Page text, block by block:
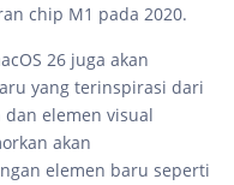
chip M1 pada 2020.
26 juga akan
yang terinspirasi dari
elemen visual
akan
elemen baru seperti